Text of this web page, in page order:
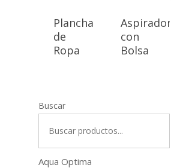
Plancha
de
Ropa
Aspiradora
con
Bolsa
Buscar
Aqua Optima